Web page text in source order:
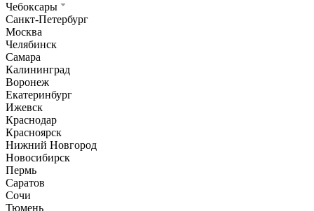
Чебоксары
Санкт-Петербург
Москва
Челябинск
Самара
Калининград
Воронеж
Екатеринбург
Ижевск
Краснодар
Красноярск
Нижний Новгород
Новосибирск
Пермь
Саратов
Сочи
Тюмень